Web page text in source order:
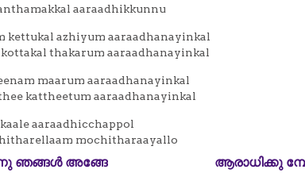
aaraadhikkunnu
kettukal azhiyum aaraadhanayinkal
thakarum aaraadhanayinkal
maarum aaraadhanayinkal
kattheetum aaraadhanayinkal
aaraadhicchappol
mochitharaayallo
ഞങ്ങൾ അങ്ങേ ആരാധിക്കു